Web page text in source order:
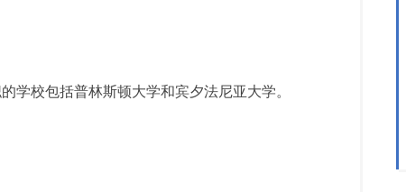
学校包括普林斯顿大学和宾夕法尼亚大学。